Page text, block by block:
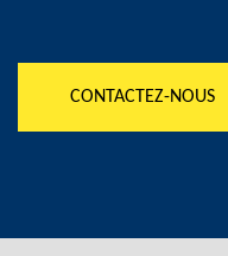
CONTACTEZ-NOUS